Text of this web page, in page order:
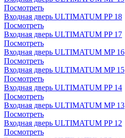
Посмотреть
Входная дверь ULTIMATUM PP 18
Посмотреть
Входная дверь ULTIMATUM PP 17
Посмотреть
Входная дверь ULTIMATUM MP 16
Посмотреть
Входная дверь ULTIMATUM MP 15
Посмотреть
Входная дверь ULTIMATUM PP 14
Посмотреть
Входная дверь ULTIMATUM MP 13
Посмотреть
Входная дверь ULTIMATUM PP 12
Посмотреть